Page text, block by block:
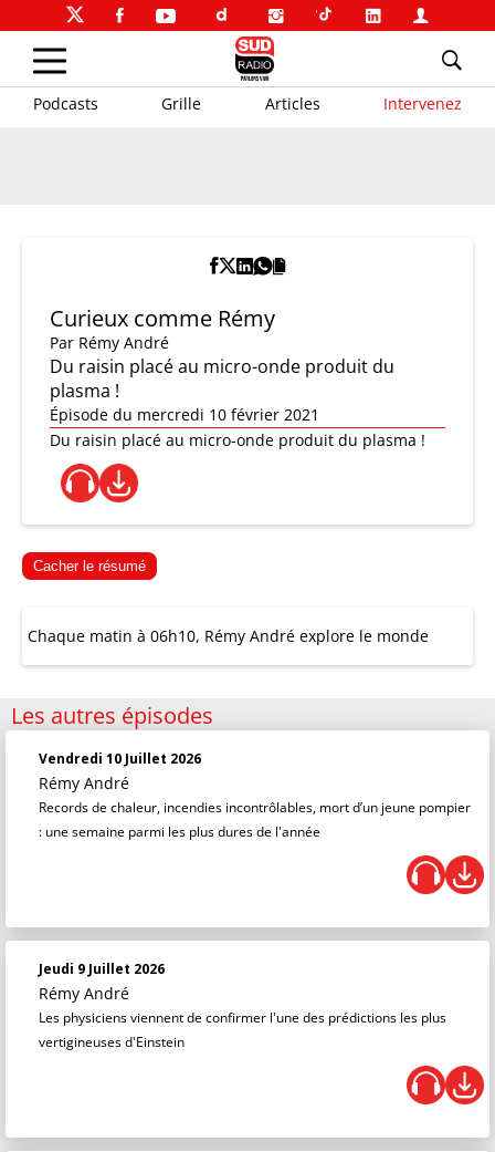
Podcasts Grille Articles Intervenez
Curieux comme Rémy
Par Rémy André
Du raisin placé au micro-onde produit du
plasma !
Épisode du mercredi 10 février 2021
Du raisin placé au micro-onde produit du plasma !
Cacher le résumé
Chaque matin à 06h10, Rémy André explore le monde
Les autres épisodes
Vendredi 10 Juillet 2026
Rémy André
Records de chaleur, incendies incontrôlables, mort d’un jeune pompier
: une semaine parmi les plus dures de l'année
Jeudi 9 Juillet 2026
Rémy André
Les physiciens viennent de confirmer l'une des prédictions les plus
vertigineuses d'Einstein